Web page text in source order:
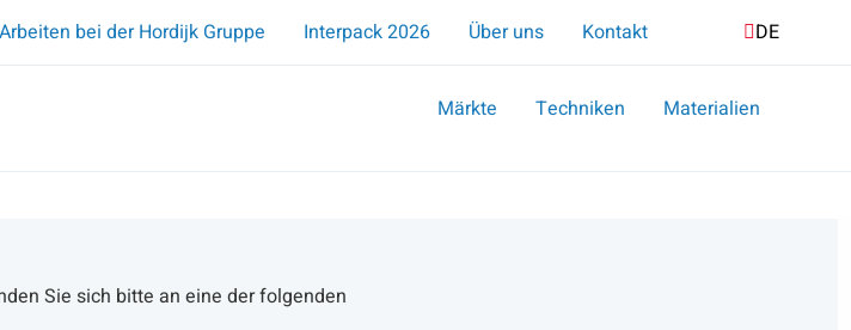
Arbeiten bei der Hordijk Gruppe Interpack 2026 Über uns Kontakt SucheDE
Märkte Techniken Materialien
Sie sich bitte an eine der folgenden